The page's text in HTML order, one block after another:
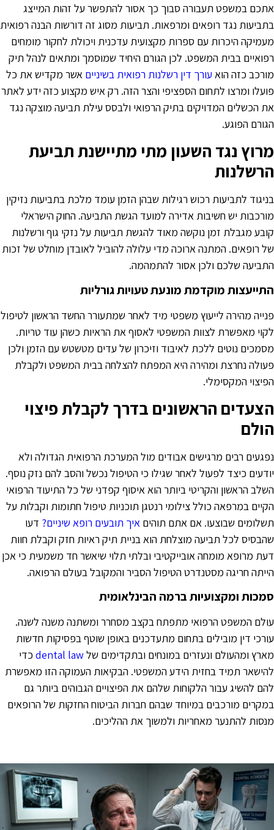
במשפט תעבורה סבוך כך אסור להתפשר על זהות המייצג
נגד רופאים ומרפאות. תביעות מסוג זה דורשות הבנה רפואית
היכרות עם ספרות מקצועית עדכנית ויכולת לחקור מומחים
בבית המשפט. לכן הגורם היחיד שמוסמך ומתאים לנהל תיק
כזה הואעורך דין רשלנות רפואית בשינייםאשר מקדיש את כל
ומרצו לתחום הספציפי והצר הזה. רק איש מקצוע כזה ידע לאתר
הכשלים המדויקים בתיק הרפואי ולבסס עילת תביעה מוצקה נגד
הפוגע.
נגד השעון מתי מתיישנת תביעת
לתביעות רכוש רגילות שבהן הזמן עומד מלכת בתביעות נזיקין
יש חשיבות אדירה למועד הגשת התביעה. החוק הישראלי
מגבלת זמן נוקשה מאוד להגשת תביעות על נזקי גוף ורשלנות
רופאים. המתנה ארוכה מדי עלולה להוביל לאובדן מוחלט של זכות
שלכם ולכן אסור להתמהמה.
מוקדמת מונעת טעויות גורליות
מהירה לייעוץ משפטי מיד לאחר שמתעורר החשד הראשון לטיפול
מאפשרת לצוות המשפטי לאסוף את הראיות כשהן עוד טריות.
נוטים ללכת לאיבוד וזיכרון של עדים מטשטש עם הזמן ולכן
נחרצת ומהירה היא המפתח להצלחה בבית המשפט ולקבלת
המקסימלי.
הראשונים בדרך לקבלת פיצוי
רבים מרגישים אבודים מול המערכת הרפואית הגדולה ולא
כיצד לפעול לאחר שגילו כי הטיפול נכשל והסב להם נזק נוסף.
הראשון והקריטי ביותר הוא איסוף קפדני של כל התיעוד הרפואי
במרפאה כולל צילומי רנטגן תוכניות טיפול חתומות וקבלות על
שבוצעו. אם אתם תוהים איך תובעים רופא שיניים?דעו
לכל תביעה מוצלחת הוא בניית תיק ראיות חזק וקבלת חוות
מרופא מומחה אובייקטיבי ובלתי תלוי שיאשר חד משמעית כי אכן
חריגה מסטנדרט הטיפול הסביר והמקובל בעולם הרפואה.
ומקצועיות ברמה הבינלאומית
המשפט הרפואי מתפתח בקצב מסחרר ומשתנה משנה לשנה.
דין מובילים בתחום מתעדכנים באופן שוטף בפסיקות חדשות
ומהעולם ונעזרים במונחים ובתקדימים שלdental lawכדי
תמיד בחזית הידע המשפטי. הבקיאות העמוקה הזו מאפשרת
להשיג עבור הלקוחות שלהם את הפיצויים הגבוהים ביותר גם
מורכבים במיוחד שבהם חברות הביטוח החזקות של הרופאים
להתנער מאחריות ולמשוך את ההליכים.